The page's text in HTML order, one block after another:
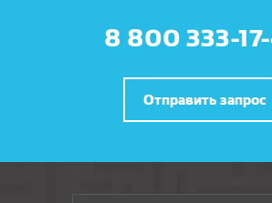
8 800 333-
Отправить запрос